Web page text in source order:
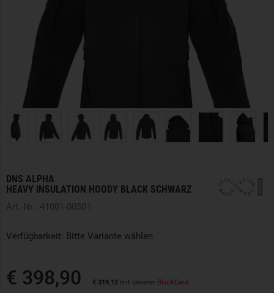
DNS ALPHA
HEAVY INSULATION HOODY BLACK SCHWARZ
Art.-Nr.: 41001-00501
Verfügbarkeit: Bitte Variante wählen
€ 398,90 € 319,12 mit unserer BlackCard